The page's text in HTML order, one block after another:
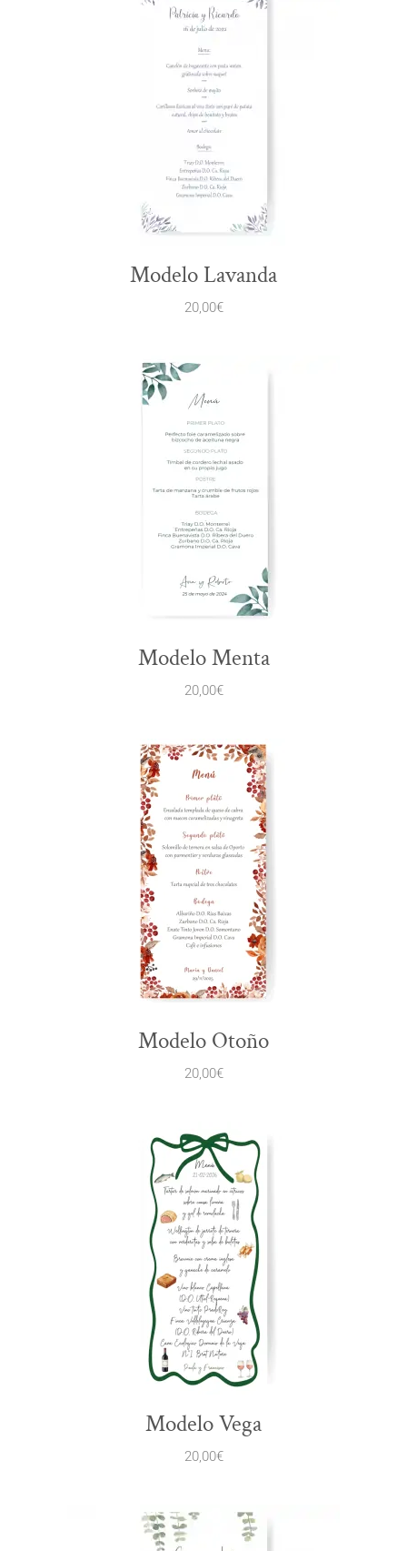
Modelo Lavanda
20,00€
Modelo Menta
20,00€
Modelo Otoño
20,00€
Modelo Vega
20,00€